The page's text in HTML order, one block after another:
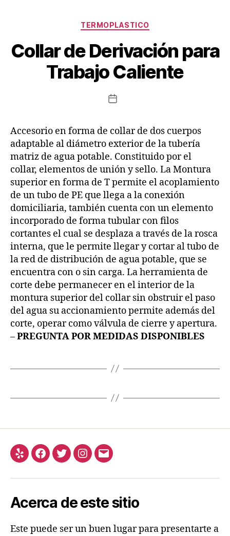
TERMOPLASTICO
Collar de Derivación para
Trabajo Caliente
Accesorio en forma de collar de dos cuerpos
adaptable al diámetro exterior de la tubería
matriz de agua potable. Constituido por el
collar, elementos de unión y sello. La Montura
superior en forma de T permite el acoplamiento
de un tubo de PE que llega a la conexión
domiciliaria, también cuenta con un elemento
incorporado de forma tubular con filos
cortantes el cual se desplaza a través de la rosca
interna, que le permite llegar y cortar al tubo de
la red de distribución de agua potable, que se
encuentra con o sin carga. La herramienta de
corte debe permanecer en el interior de la
montura superior del collar sin obstruir el paso
del agua su accionamiento permite además del
corte, operar como válvula de cierre y apertura.
–PREGUNTA POR MEDIDAS DISPONIBLES
Acerca de este sitio
Este puede ser un buen lugar para presentarte a